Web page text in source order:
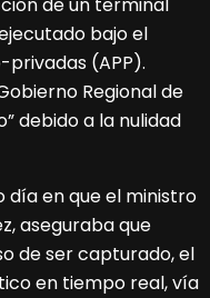
de un terminal
bajo el
(APP).
Regional de
debido a la nulidad
día en que el ministro
aseguraba que
de ser capturado, el
en tiempo real, vía